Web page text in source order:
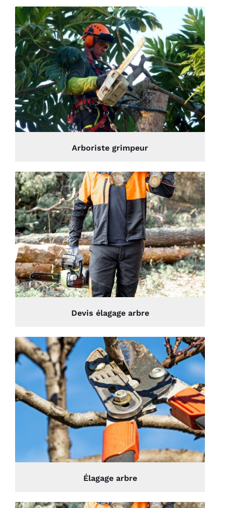
Arboriste grimpeur
Devis élagage arbre
Élagage arbre